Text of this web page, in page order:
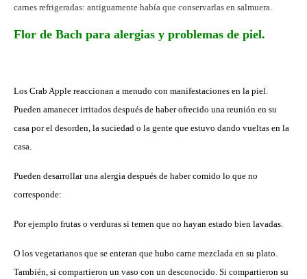
carnes refrigeradas: antiguamente había que conservarlas en salmuera.
Flor de Bach para alergias y problemas de piel.
Los Crab Apple reaccionan a menudo con manifestaciones en la piel.
Pueden amanecer irritados después de haber ofrecido una reunión en su
casa por el desorden, la suciedad o la gente que estuvo dando vueltas en la
casa.
Pueden desarrollar una alergia después de haber comido lo que no
corresponde:
Por ejemplo frutas o verduras si temen que no hayan estado bien lavadas.
O los vegetarianos que se enteran que hubo carne mezclada en su plato.
También, si compartieron un vaso con un desconocido. Si compartieron su